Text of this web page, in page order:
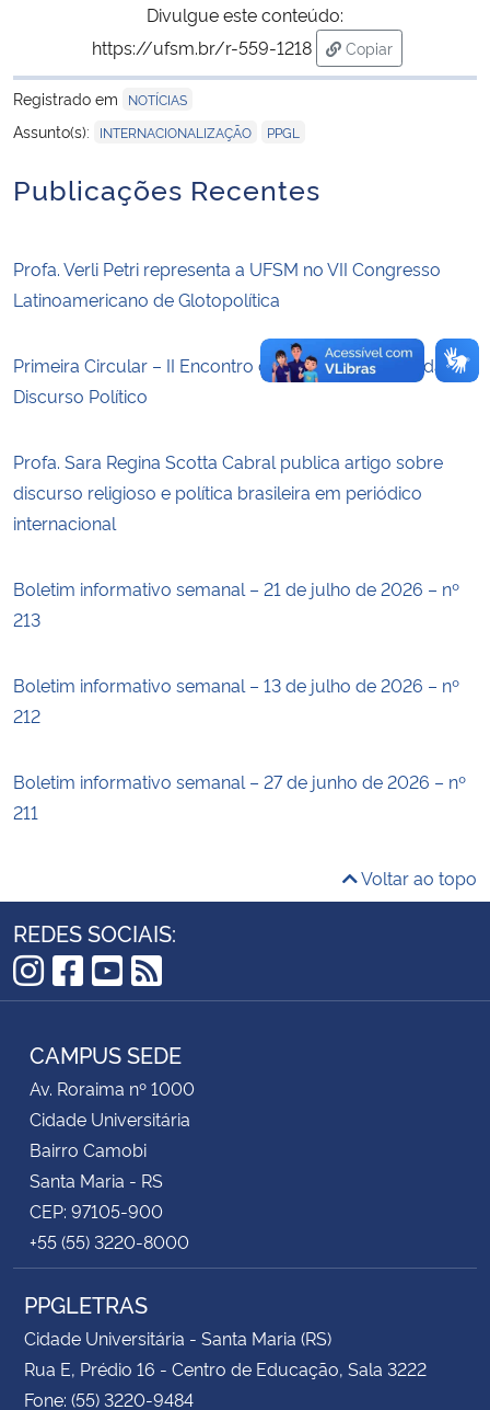
Secretaria de Governo
Gabinete de Segurança Institucional
Planalto
Divulgue este conteúdo:
https://ufsm.br/r-559-1218
Copiar
para área de
Registrado em
NOTÍCIAS
Assunto(s): INTERNACIONALIZAÇÃO PPGL
Publicações Recentes
Profa. Verli Petri representa a UFSM no VII Congresso
Latinoamericano de Glotopolítica
Primeira Circular – II Encontro de Linguística Aplicada e
Discurso Político
Profa. Sara Regina Scotta Cabral publica artigo sobre
discurso religioso e política brasileira em periódico
internacional
Boletim informativo semanal – 21 de julho de 2026 – nº
213
Boletim informativo semanal – 13 de julho de 2026 – nº
212
Boletim informativo semanal – 27 de junho de 2026 – nº
211
Voltar ao topo
REDES SOCIAIS:
Instagram
Facebook
YouTube
RSS
CAMPUS SEDE
Av. Roraima nº 1000
Cidade Universitária
Bairro Camobi
Santa Maria - RS
CEP: 97105-900
+55 (55) 3220-8000
PPGLETRAS
Cidade Universitária - Santa Maria (RS)
Rua E, Prédio 16 - Centro de Educação, Sala 3222
Fone: (55) 3220-9484